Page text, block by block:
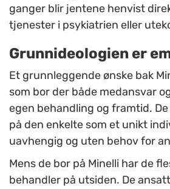
ganger blir jentene henvist
tjenester i psykiatrien eller
Grunnideologien er
Et grunnleggende ønske bak
som bor der både medansvar
egen behandling og framtid.
på den enkelte som et unikt
uavhengig og uten behov for
Mens de bor på Minelli har de
behandler på utsiden. De